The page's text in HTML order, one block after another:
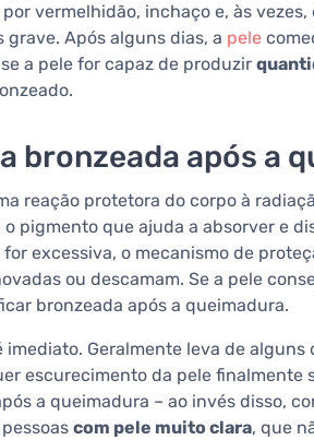
vermelhidão, inchaço e, às
grave. Após alguns dias, a pele
a pele for capaz de produzir
bronzeada após a
reação protetora do corpo à
pigmento que ajuda a absorver e
excessiva, o mecanismo de
ou descamam. Se a pele
bronzeada após a queimadura.
imediato. Geralmente leva de alguns
escurecimento da pele finalmente
a queimadura – ao invés disso,
com pele muito clara, que